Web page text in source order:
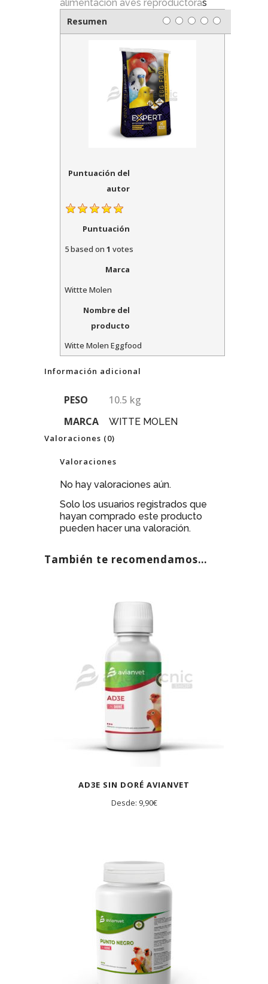
alimentacion aves reproductoras
Resumen
Puntuación del
autor
Puntuación
5based on 1 votes
Marca
Wittte Molen
Nombre del
producto
Witte Molen Eggfood
Información adicional
PESO
10.5 kg
MARCA
WITTE MOLEN
Valoraciones (0)
Valoraciones
No hay valoraciones aún.
Solo los usuarios registrados que
hayan comprado este producto
pueden hacer una valoración.
También te recomendamos…
AD3E SIN DORÉ AVIANVET
Desde: 9,90€